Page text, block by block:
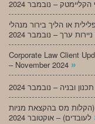
או הליך בירור מנהלי
Corporate Law Client
– November 2024 »
(הקלות מס בהקצאת מניות